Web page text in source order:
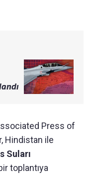
Press of
Hindistan ile
Suları
toplantıya